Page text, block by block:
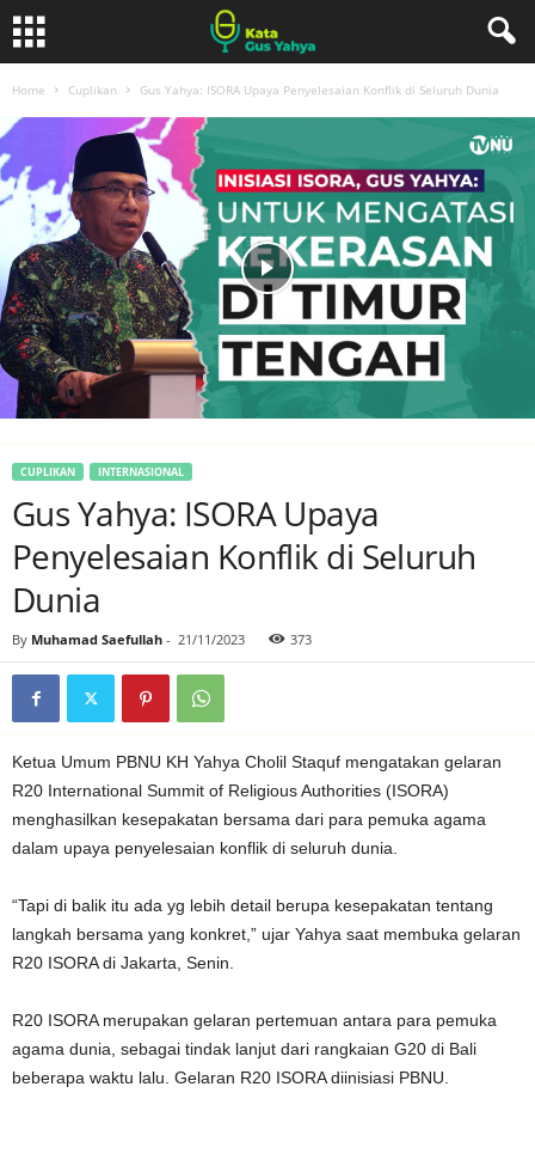
Home Cuplikan Gus Yahya: ISORA Upaya Penyelesaian Konflik di Seluruh Dunia
CUPLIKAN INTERNASIONAL
Gus Yahya: ISORA Upaya
Penyelesaian Konflik di Seluruh
Dunia
By Muhamad Saefullah - 21/11/2023 373
Ketua Umum PBNU KH Yahya Cholil Staquf mengatakan gelaran
R20 International Summit of Religious Authorities (ISORA)
menghasilkan kesepakatan bersama dari para pemuka agama
dalam upaya penyelesaian konflik di seluruh dunia.
“Tapi di balik itu ada yg lebih detail berupa kesepakatan tentang
langkah bersama yang konkret,” ujar Yahya saat membuka gelaran
R20 ISORA di Jakarta, Senin.
R20 ISORA merupakan gelaran pertemuan antara para pemuka
agama dunia, sebagai tindak lanjut dari rangkaian G20 di Bali
beberapa waktu lalu. Gelaran R20 ISORA diinisiasi PBNU.